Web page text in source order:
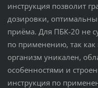
инструкция позволит
дозировки,
приёма. Для ПБК-20 не
по применению, так
организм уникален,
особенностями и
инструкция по